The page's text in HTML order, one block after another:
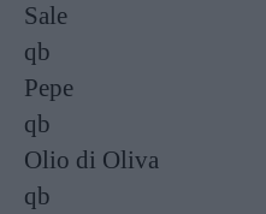
Sale
qb
Pepe
qb
Olio di Oliva
qb